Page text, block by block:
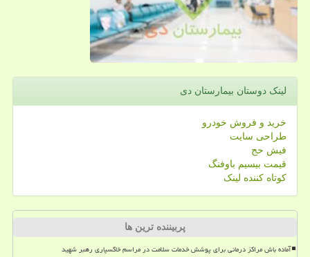
لینک دوستان بیمارستان دی
خرید و فروش خودرو
طراحی سایت
فیش حج
قیمت بیسیم باوفنگ
کوتاه کننده لینک
پربیننده ترین ها
آماده باش مراکز درمانی برای پوشش خدمات سلامت در مراسم خاکسپاری رهبر شهید